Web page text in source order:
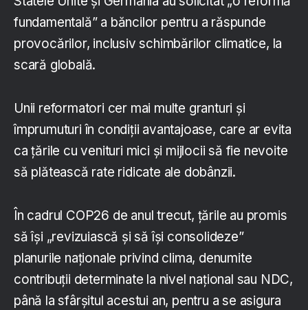
fundamentală” a băncilor pentru a răspunde
provocărilor, inclusiv schimbărilor climatice, la
scară globală.
Unii reformatori cer mai multe granturi și
împrumuturi în condiții avantajoase, care ar evita
ca țările cu venituri mici și mijlocii să fie nevoite
să plătească rate ridicate ale dobânzii.
În cadrul COP26 de anul trecut, țările au promis
să își „revizuiască și să își consolideze”
planurile naționale privind clima, denumite
contribuții determinate la nivel național sau NDC,
până la sfârșitul acestui an, pentru a se asigura